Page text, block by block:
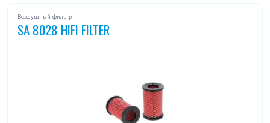
Воздушный фильтр
SA 8028 HIFI FILTER